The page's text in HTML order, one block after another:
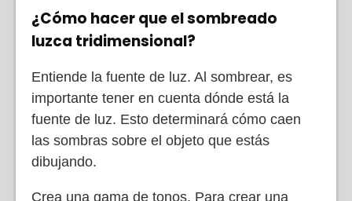
¿Cómo hacer que el sombreado
luzca tridimensional?
Entiende la fuente de luz. Al sombrear, es
importante tener en cuenta dónde está la
fuente de luz. Esto determinará cómo caen
las sombras sobre el objeto que estás
dibujando.
Crea una gama de tonos. Para crear una